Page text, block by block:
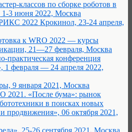
классов по сборке роботов в
1-3 июня 2022, Москва
2022 Крокинол, 23-24 апреля,
к WRO 2022 — курсы
21—27 февраля, Москва
практическая конференция
1 февраля — 24 апреля 2022,
9 января 2021, Москва
2021. «После бума»: рынок
в поисках новых
продвижения», 06 октября 2021,